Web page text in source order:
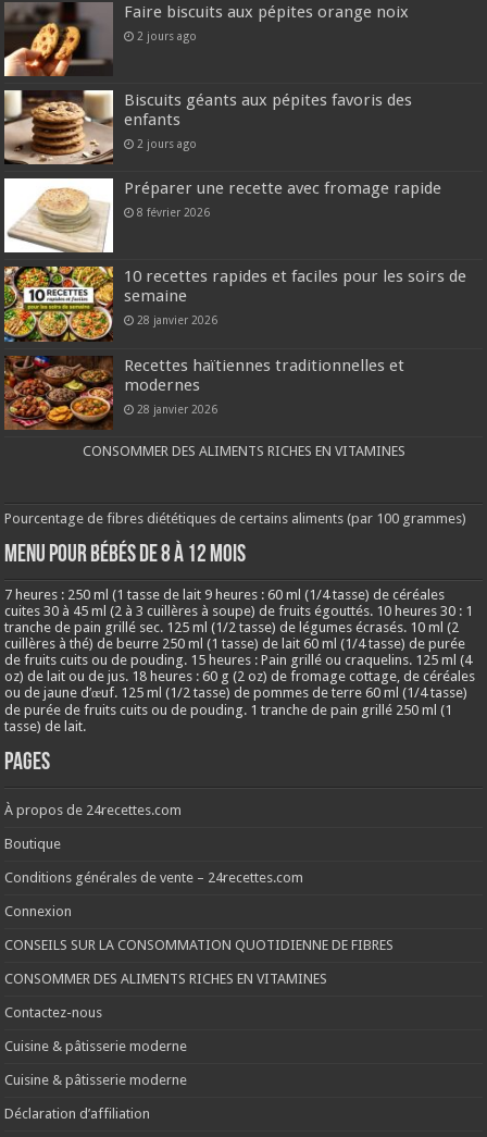
Faire biscuits aux pépites orange noix
2 jours ago
Biscuits géants aux pépites favoris des
enfants
2 jours ago
Préparer une recette avec fromage rapide
8 février 2026
10 recettes rapides et faciles pour les soirs de
semaine
28 janvier 2026
Recettes haïtiennes traditionnelles et
modernes
28 janvier 2026
CONSOMMER DES ALIMENTS RICHES EN VITAMINES
Pourcentage de fibres diététiques de certains aliments (par 100 grammes)
MENU POUR BÉBÉS DE 8 à 12 MOIS
7 heures : 250 ml (1 tasse de lait 9 heures : 60 ml (1/4 tasse) de céréales
cuites 30 à 45 ml (2 à 3 cuillères à soupe) de fruits égouttés. 10 heures 30 : 1
tranche de pain grillé sec. 125 ml (1/2 tasse) de légumes écrasés. 10 ml (2
cuillères à thé) de beurre 250 ml (1 tasse) de lait 60 ml (1/4 tasse) de purée
de fruits cuits ou de pouding. 15 heures : Pain grillé ou craquelins. 125 ml (4
oz) de lait ou de jus. 18 heures : 60 g (2 oz) de fromage cottage, de céréales
ou de jaune d’œuf. 125 ml (1/2 tasse) de pommes de terre 60 ml (1/4 tasse)
de purée de fruits cuits ou de pouding. 1 tranche de pain grillé 250 ml (1
tasse) de lait.
Pages
À propos de 24recettes.com
Boutique
Conditions générales de vente – 24recettes.com
Connexion
CONSEILS SUR LA CONSOMMATION QUOTIDIENNE DE FIBRES
CONSOMMER DES ALIMENTS RICHES EN VITAMINES
Contactez-nous
Cuisine & pâtisserie moderne
Cuisine & pâtisserie moderne
Déclaration d’affiliation